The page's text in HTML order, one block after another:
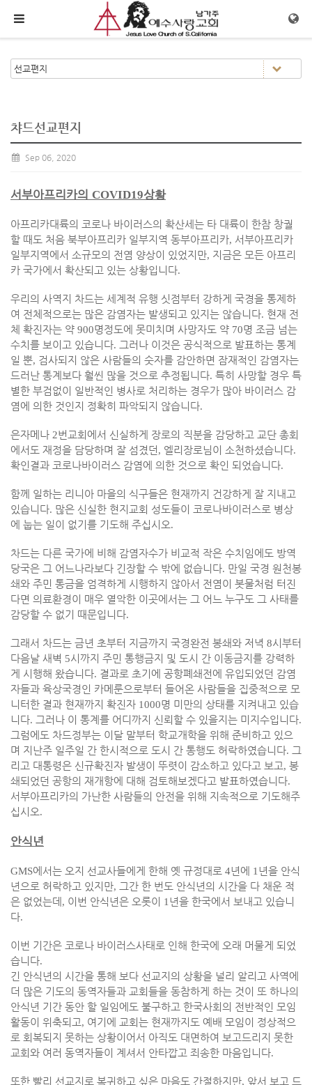
메뉴 건너뛰기
챠드선교편지
Sep 06, 2020
서부아프리카의 COVID19상황
아프리카대륙의 코로나 바이러스의 확산세는 타 대륙이 한참 창궐
할 때도 처음 북부아프리카 일부지역 동부아프리카, 서부아프리카
일부지역에서 소규모의 전염 양상이 있었지만, 지금은 모든 아프리
카 국가에서 확산되고 있는 상황입니다.
우리의 사역지 차드는 세계적 유행 싯점부터 강하게 국경을 통제하
여 전체적으로는 많은 감염자는 발생되고 있지는 않습니다. 현재 전
체 확진자는 약 900명정도에 못미치며 사망자도 약 70명 조금 넘는
수치를 보이고 있습니다. 그러나 이것은 공식적으로 발표하는 통계
일 뿐, 검사되지 않은 사람들의 숫자를 감안하면 잠재적인 감염자는
드러난 통계보다 훨씬 많을 것으로 추정됩니다. 특히 사망할 경우 특
별한 부검없이 일반적인 병사로 처리하는 경우가 많아 바이러스 감
염에 의한 것인지 정확히 파악되지 않습니다.
은자메나 2번교회에서 신실하게 장로의 직분을 감당하고 교단 총회
에서도 재정을 담당하며 잘 섬겼던 , 엘리장로님이 소천하셨습니다.
확인결과 코로나바이러스 감염에 의한 것으로 확인 되었습니다.
함께 일하는 리니아 마을의 식구들은 현재까지 건강하게 잘 지내고
있습니다. 많은 신실한 현지교회 성도들이 코로나바이러스로 병상
에 눕는 일이 없기를 기도해 주십시오.
차드는 다른 국가에 비해 감염자수가 비교적 작은 수치임에도 방역
당국은 그 어느나라보다 긴장할 수 밖에 없습니다. 만일 국경 원천봉
쇄와 주민 통금을 엄격하게 시행하지 않아서 전염이 봇물처럼 터진
다면 의료환경이 매우 열악한 이곳에서는 그 어느 누구도 그 사태를
감당할 수 없기 때문입니다.
그래서 차드는 금년 초부터 지금까지 국경완전 봉쇄와 저녁 8시부터
다음날 새벽 5시까지 주민 통행금지 및 도시 간 이동금지를 강력하
게 시행해 왔습니다. 결과로 초기에 공항폐쇄전에 유입되었던 감염
자들과 육상국경인 카메룬으로부터 들어온 사람들을 집중적으로 모
니터한 결과 현재까지 확진자 1000명 미만의 상태를 지켜내고 있습
니다. 그러나 이 통계를 어디까지 신뢰할 수 있을지는 미지수입니다.
그럼에도 차드정부는 이달 말부터 학교개학을 위해 준비하고 있으
며 지난주 일주일 간 한시적으로 도시 간 통행도 허락하였습니다. 그
리고 대통령은 신규확진자 발생이 뚜렷이 감소하고 있다고 보고, 봉
쇄되었던 공항의 재개항에 대해 검토해보겠다고 발표하였습니다.
서부아프리카의 가난한 사람들의 안전을 위해 지속적으로 기도해주
십시오.
안식년
GMS에서는 오지 선교사들에게 한해 옛 규정대로 4년에 1 년을 안식
년으로 허락하고 있지만, 그간 한 번도 안식년의 시간을 다 채운 적
은 없었는데 , 이번 안식년은 오롯이 1 년을 한국에서 보내고 있습니
다.
이번 기간은 코로나 바이러스사태로 인해 한국에 오래 머물게 되었
습니다.
긴 안식년의 시간을 통해 보다 선교지의 상황을 널리 알리고 사역에
더 많은 기도의 동역자들과 교회들을 동참하게 하는 것이 또 하나의
안식년 기간 동안 할 일임에도 불구하고 한국사회의 전반적인 모임
활동이 위축되고, 여기에 교회는 현재까지도 예배 모임이 정상적으
로 회복되지 못하는 상황이어서 아직도 대면하여 보고드리지 못한
교회와 여러 동역자들이 계셔서 안타깝고 죄송한 마음입니다.
또한 빨리 선교지로 복귀하고 싶은 마음도 간절하지만, 앞서 보고 드